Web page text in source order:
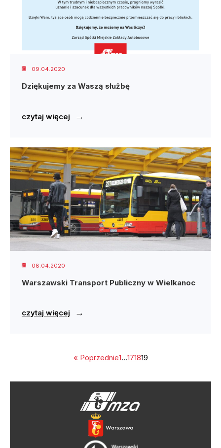
09.04.2020
Dziękujemy za Waszą służbę
czytaj więcej →
08.04.2020
Warszawski Transport Publiczny w Wielkanoc
czytaj więcej →
« Poprzednie1…171819